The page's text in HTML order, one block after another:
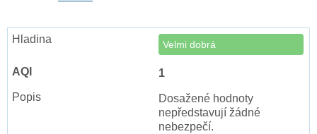
Velmi dobrá
1
Dosažené hodnoty
nepředstavují žádné
nebezpečí.